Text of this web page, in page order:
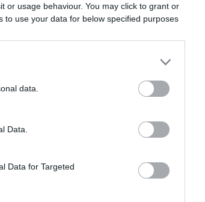
or usage behaviour. You may click to grant or
use your data for below specified purposes
data.
Data.
Data for Targeted
TOP5
Annyira menő